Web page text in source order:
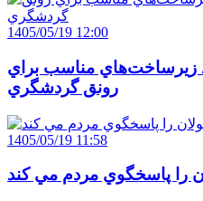
1405/05/19 12:00
زيرساخت‌هاي مناسب براي
رونق گردشگري
1405/05/19 11:58
را پاسخگوي مردم مي کند